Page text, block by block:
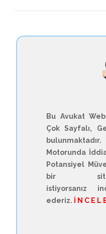
Bu Avukat Web
Çok Sayfalı,
Motorunda
Potansiyel
bir
istiyorsanız
ederiz. İ N C E L